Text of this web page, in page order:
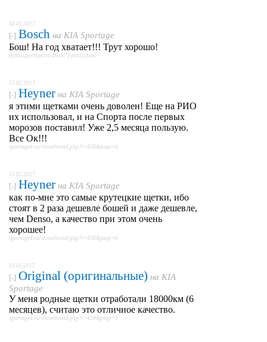
30.03.2017
[-] Bosch на KIA Sportage
Бош! На год хватает!!! Трут хорошо!
mykiasportage.ru/261573-post2.html
15.02.2017
[-] Heyner на KIA Sportage
я этими щетками очень доволен! Еще на РИО
их использовал, и на Спорта после первых
морозов поставил! Уже 2,5 месяца пользую.
Все Ок!!!
sportage4.ru/showthread.php?t=438&page=6
15.02.2017
[-] Heyner на KIA Sportage
как по-мне это самые крутецкие щетки, ибо
стоят в 2 раза дешевле бошей и даже дешевле,
чем Denso, а качество при этом очень
хорошее!
sportage4.ru/showthread.php?t=438&page=6
15.01.2017
[-] Original (оригинальные) на KIA
Sportage
У меня родные щетки отработали 18000км (6
месяцев), считаю это отличное качество.
sportage4.ru/showthread.php?t=438&page=5